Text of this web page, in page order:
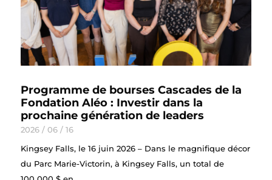
Programme de bourses Cascades de la
Fondation Aléo : Investir dans la
prochaine génération de leaders
2026 / 06 / 16
Kingsey Falls, le 16 juin 2026 – Dans le magnifique décor
du Parc Marie-Victorin, à Kingsey Falls, un total de